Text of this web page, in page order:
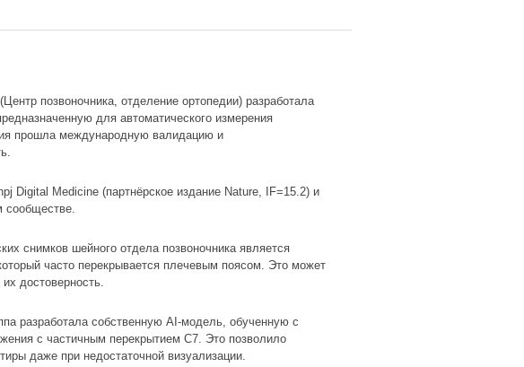
позвоночника, отделение ортопедии) разработала
для автоматического измерения
прошла международную валидацию и
Digital Medicine (партнёрское издание Nature, IF=15.2) и
сообществе.
снимков шейного отдела позвоночника является
часто перекрывается плечевым поясом. Это может
достоверность.
разработала собственную AI-модель, обученную с
с частичным перекрытием C7. Это позволило
даже при недостаточной визуализации.